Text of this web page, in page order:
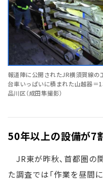
報道陣に公開されたJR横須賀線の
台車いっぱいに積まれた山越器＝
品川区（成田隼撮影）
50年以上の設備が7
JR東が昨秋、首都圏の
た調査では「作業を昼間